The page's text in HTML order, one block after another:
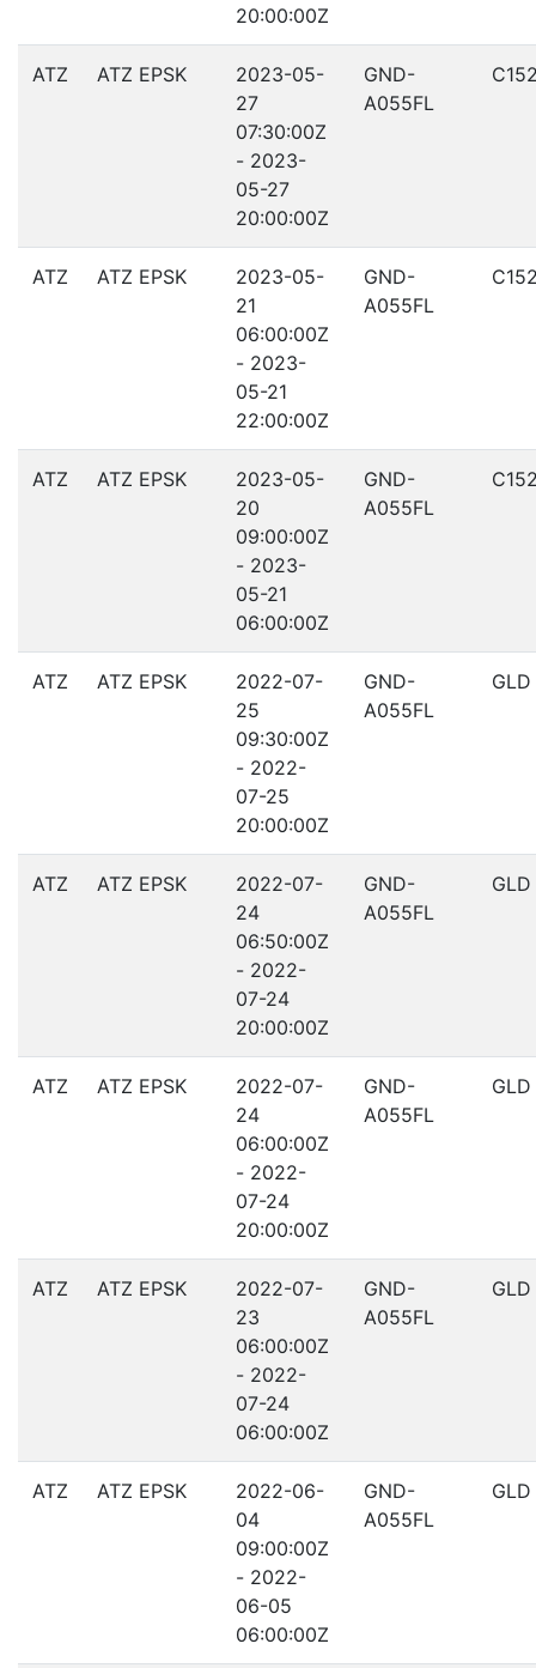
20:00:00Z
ATZ ATZ EPSK
2023-05-
27
07:30:00Z
- 2023-
05-27
20:00:00Z
GND-
A055FL
ATZ ATZ EPSK
2023-05-
21
06:00:00Z
- 2023-
05-21
22:00:00Z
GND-
A055FL
ATZ ATZ EPSK
2023-05-
20
09:00:00Z
- 2023-
05-21
06:00:00Z
GND-
A055FL
ATZ ATZ EPSK
2022-07-
25
09:30:00Z
- 2022-
07-25
20:00:00Z
GND-
A055FL
GLD
ATZ ATZ EPSK
2022-07-
24
06:50:00Z
- 2022-
07-24
20:00:00Z
GND-
A055FL
GLD
ATZ ATZ EPSK
2022-07-
24
06:00:00Z
- 2022-
07-24
20:00:00Z
GND-
A055FL
GLD
ATZ ATZ EPSK
2022-07-
23
06:00:00Z
- 2022-
07-24
06:00:00Z
GND-
A055FL
GLD
ATZ ATZ EPSK
2022-06-
04
09:00:00Z
- 2022-
06-05
06:00:00Z
GND-
A055FL
GLD